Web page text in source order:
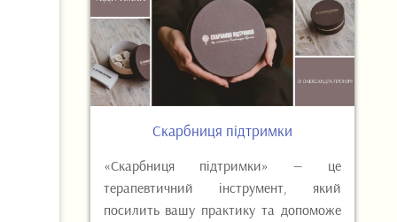
Скарбниця підтримки
«Скарбниця підтримки» — це
терапевтичний інструмент, який
посилить вашу практику та допоможе